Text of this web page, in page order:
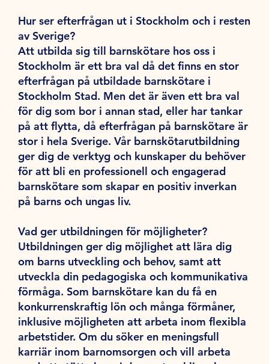
Hur ser efterfrågan ut i Stockholm och i resten
av Sverige?
Att utbilda sig till barnskötare hos oss i
Stockholm är ett bra val då det finns en stor
efterfrågan på utbildade barnskötare i
Stockholm Stad. Men det är även ett bra val
för dig som bor i annan stad, eller har tankar
på att flytta, då efterfrågan på barnskötare är
stor i hela Sverige. Vår barnskötarutbildning
ger dig de verktyg och kunskaper du behöver
för att bli en professionell och engagerad
barnskötare som skapar en positiv inverkan
på barns och ungas liv.
Vad ger utbildningen för möjligheter?
Utbildningen ger dig möjlighet att lära dig
om barns utveckling och behov, samt att
utveckla din pedagogiska och kommunikativa
förmåga. Som barnskötare kan du få en
konkurrenskraftig lön och många förmåner,
inklusive möjligheten att arbeta inom flexibla
arbetstider. Om du söker en meningsfull
karriär inom barnomsorgen och vill arbeta